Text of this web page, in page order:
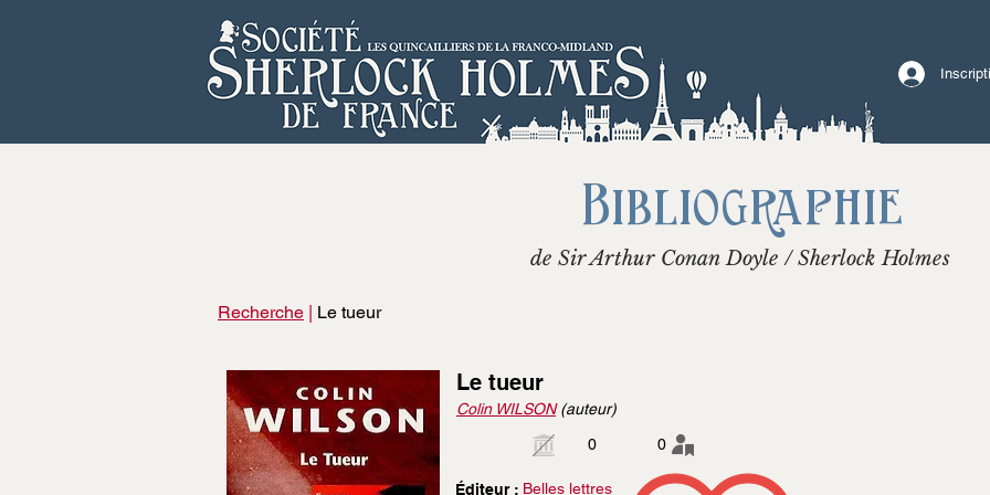
Bibliographie
de Sir Arthur Conan Doyle / Sherlock Holmes
Recherche | Le tueur
Le tueur
Colin WILSON(auteur)
0
0
Éditeur : Belles lettres